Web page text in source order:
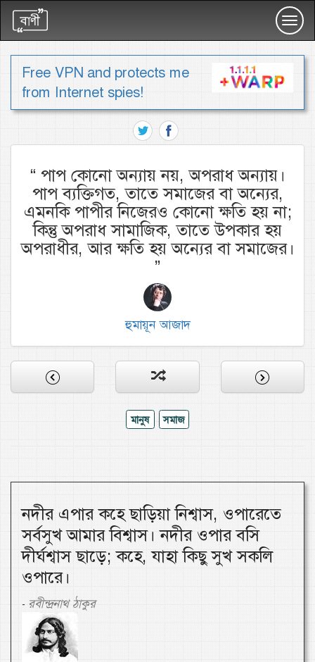
Free VPN and protects me
from Internet spies!
“ পাপ কোনো অন্যায় নয়, অপরাধ অন্যায়।
পাপ ব্যক্তিগত, তাতে সমাজের বা অন্যের,
এমনকি পাপীর নিজেরও কোনো ক্ষতি হয় না;
কিন্তু অপরাধ সামাজিক, তাতে উপকার হয়
অপরাধীর, আর ক্ষতি হয় অন্যের বা সমাজের।
”
হুমায়ূন আজাদ
মানুষ সমাজ
নদীর এপার কহে ছাড়িয়া নিশ্বাস, ওপারেতে
সর্বসুখ আমার বিশ্বাস। নদীর ওপার বসি
দীর্ঘশ্বাস ছাড়ে; কহে, যাহা কিছু সুখ সকলি
ওপারে।
- রবীন্দ্রনাথ ঠাকুর